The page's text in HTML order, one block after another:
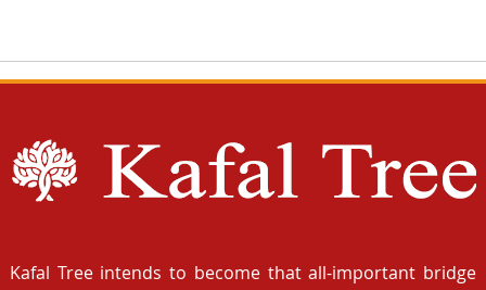
Kafal Tree intends to become that all-important bridge